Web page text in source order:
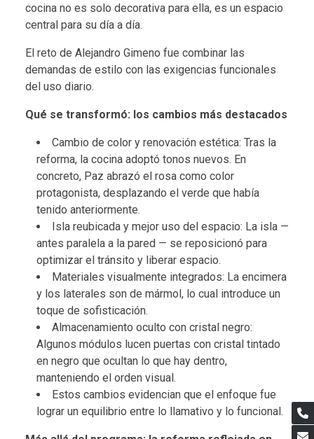
cocina no es solo decorativa para ella, es un espacio
central para su día a día.
El reto de Alejandro Gimeno fue combinar las
demandas de estilo con las exigencias funcionales
del uso diario.
Qué se transformó: los cambios más destacados
Cambio de color y renovación estética: Tras la
reforma, la cocina adoptó tonos nuevos. En
concreto, Paz abrazó el rosa como color
protagonista, desplazando el verde que había
tenido anteriormente.
Isla reubicada y mejor uso del espacio: La isla —
antes paralela a la pared — se reposicionó para
optimizar el tránsito y liberar espacio.
Materiales visualmente integrados: La encimera
y los laterales son de mármol, lo cual introduce un
toque de sofisticación.
Almacenamiento oculto con cristal negro:
Algunos módulos lucen puertas con cristal tintado
en negro que ocultan lo que hay dentro,
manteniendo el orden visual.
Estos cambios evidencian que el enfoque fue
lograr un equilibrio entre lo llamativo y lo funcional.